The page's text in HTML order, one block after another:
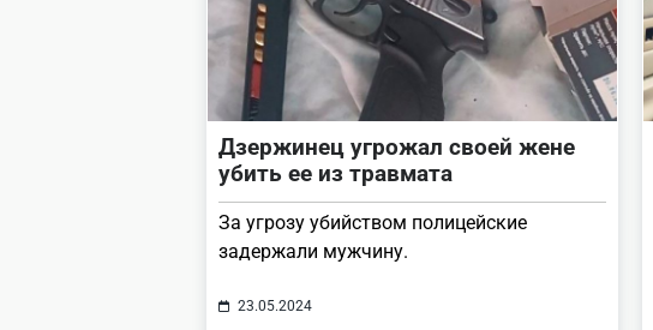
Дзержинец угрожал своей жене
убить ее из травмата
За угрозу убийством полицейские
задержали мужчину.
23.05.2024